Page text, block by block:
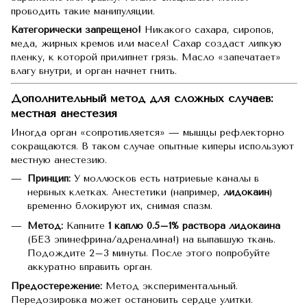
проводить такие манипуляции.
Категорически запрещено! Никакого сахара, сиропов,
меда, жирных кремов или масел! Сахар создаст липкую
пленку, к которой прилипнет грязь. Масло «запечатает»
влагу внутри, и орган начнет гнить.
Дополнительный метод для сложных случаев:
местная анестезия
Иногда орган «сопротивляется» — мышцы рефлекторно
сокращаются. В таком случае опытные киперы используют
местную анестезию.
Принцип: У моллюсков есть натриевые каналы в
нервных клетках. Анестетики (например, лидокаин)
временно блокируют их, снимая спазм.
Метод: Капните 1 каплю 0.5–1% раствора лидокаина
(БЕЗ эпинефрина/адреналина!) на выпавшую ткань.
Подождите 2–3 минуты. После этого попробуйте
аккуратно вправить орган.
Предостережение: Метод экспериментальный.
Передозировка может остановить сердце улитки.